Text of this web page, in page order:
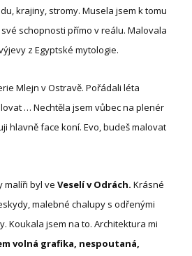
krajiny, stromy. Musela jsem k tomu
schopnosti přímo v reálu. Malovala
z Egyptské mytologie.
Mlejn v Ostravě. Pořádali léta
… Nechtěla jsem vůbec na plenér
hlavně face koní. Evo, budeš malovat
malíři byl veVeselí v Odrách. Krásné
malebné chalupy s odřenými
Koukala jsem na to. Architektura mi
volná grafika, nespoutaná,